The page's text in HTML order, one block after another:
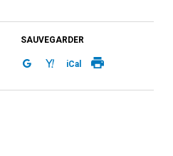
SAUVEGARDER
iCal